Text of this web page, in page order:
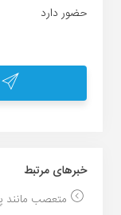
حضور دارد
خبر‌های مرتبط
متعصب مانند